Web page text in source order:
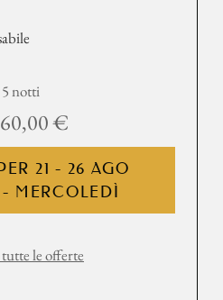
5 notti
€
21 - 26 AGO
MERCOLEDÌ
le offerte